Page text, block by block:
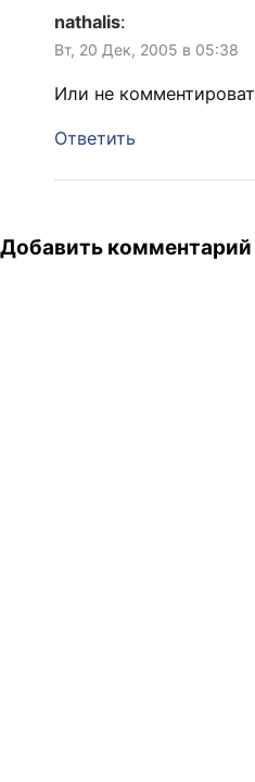
nathalis:
Вт, 20 Дек, 2005 в 05:38
Или не
Ответить
Добавить комментарий